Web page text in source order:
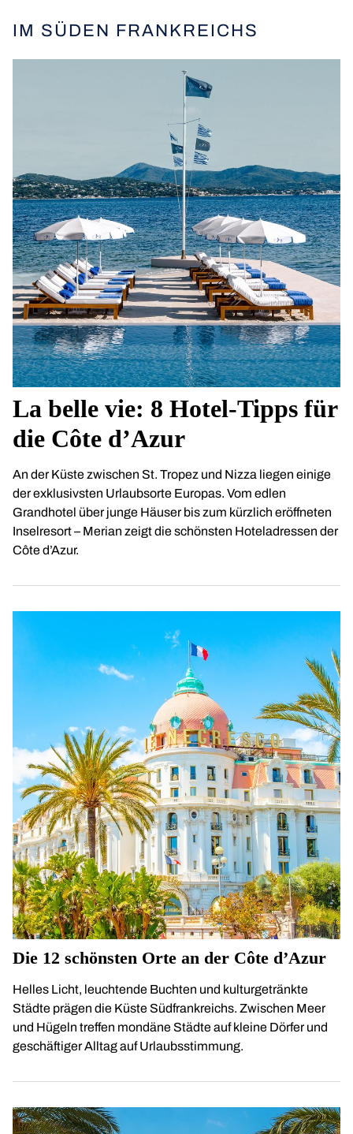
IM SÜDEN FRANKREICHS
Die 12 schönsten Orte an der Côte d’Azur
Helles Licht, leuchtende Buchten und kulturgetränkte
Städte prägen die Küste Südfrankreichs. Zwischen Meer
und Hügeln treffen mondäne Städte auf kleine Dörfer und
geschäftiger Alltag auf Urlaubsstimmung.
La belle vie: 8 Hotel-Tipps für
die Côte d’Azur
An der Küste zwischen St. Tropez und Nizza liegen einige
der exklusivsten Urlaubsorte Europas. Vom edlen
Grandhotel über junge Häuser bis zum kürzlich eröffneten
Inselresort – Merian zeigt die schönsten Hoteladressen der
Côte d’Azur.